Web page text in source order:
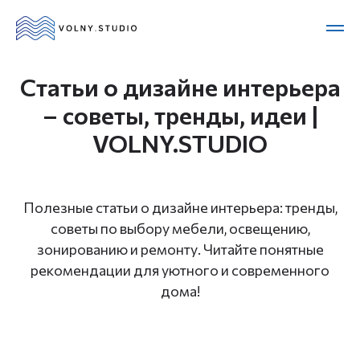
Статьи о дизайне интерьера
– советы, тренды, идеи |
VOLNY.STUDIO
Полезные статьи о дизайне интерьера: тренды,
советы по выбору мебели, освещению,
зонированию и ремонту. Читайте понятные
рекомендации для уютного и современного
дома!